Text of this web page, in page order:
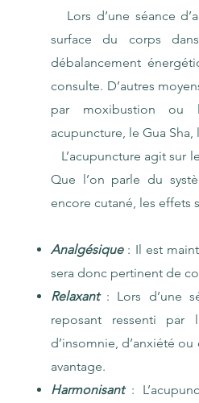
Lors d’une séance
surface du corps
débalancement
consulte. D’autres
par moxibustion ou
acupuncture, le Gua
L’acupuncture agit sur
Que l’on parle du
encore cutané, les effets
Analgésique : Il est
sera donc pertinent de
Relaxant : Lors d’une
reposant ressenti par
d’insomnie, d’anxiété
avantage.
Harmonisant: